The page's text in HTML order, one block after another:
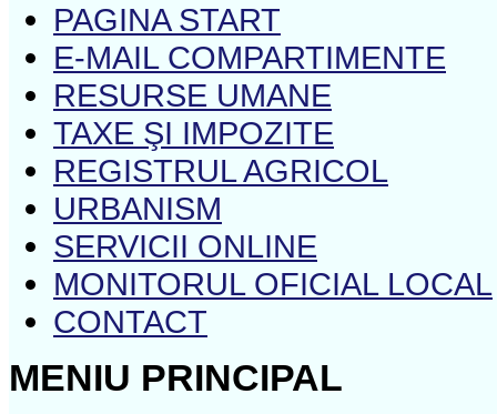
PAGINA START
E-MAIL COMPARTIMENTE
RESURSE UMANE
TAXE ŞI IMPOZITE
REGISTRUL AGRICOL
URBANISM
SERVICII ONLINE
MONITORUL OFICIAL LOCAL
CONTACT
MENIU PRINCIPAL